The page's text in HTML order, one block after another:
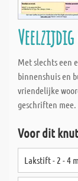
Met slechts een
binnenshuis en
vriendelijke
geschriften mee.
Voor dit
Lakstift - 2 - 4